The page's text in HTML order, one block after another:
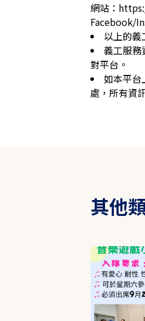
網站：
Facebook/
以上的義
義工服務
對平台。
如本平台
處，所有資
其他